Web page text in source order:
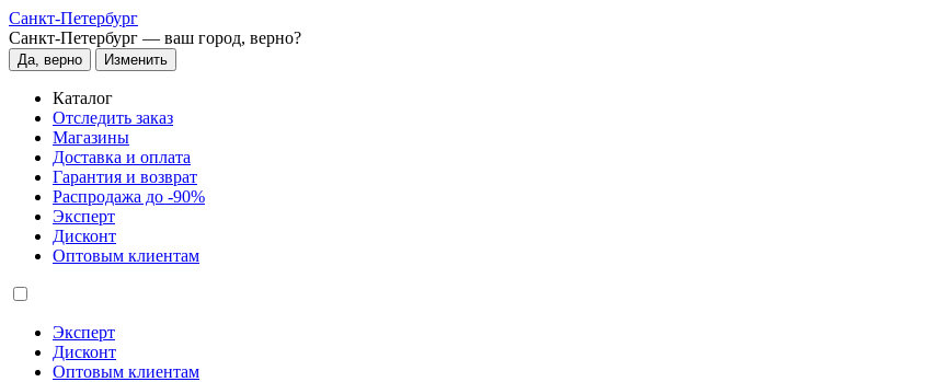
Санкт-Петербург
Санкт-Петербург — ваш город, верно?
Да, верно Изменить
Каталог
Отследить заказ
Магазины
Доставка и оплата
Гарантия и возврат
Распродажа до -90%
Эксперт
Дисконт
Оптовым клиентам
Эксперт
Дисконт
Оптовым клиентам